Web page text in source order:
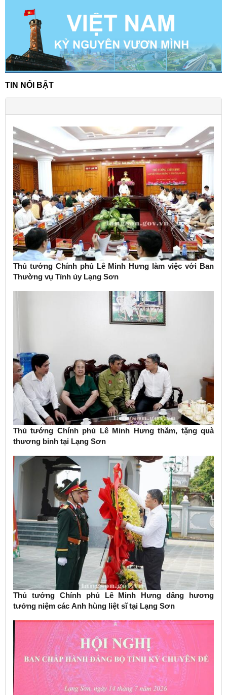
TIN NỔI BẬT
Thủ tướng Chính phủ Lê Minh Hưng làm việc với Ban
Thường vụ Tỉnh ủy Lạng Sơn
Thủ tướng Chính phủ Lê Minh Hưng thăm, tặng quà
thương binh tại Lạng Sơn
Thủ tướng Chính phủ Lê Minh Hưng dâng hương
tưởng niệm các Anh hùng liệt sĩ tại Lạng Sơn